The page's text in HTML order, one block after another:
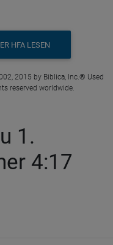
HFA LESEN
2015 by Biblica, Inc.® Used
reserved worldwide.
1.
4:17